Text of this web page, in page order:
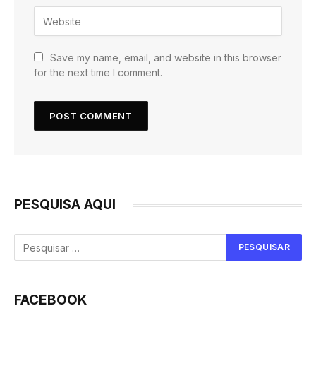
Save my name, email, and website in this browser
for the next time I comment.
PESQUISA AQUI
FACEBOOK